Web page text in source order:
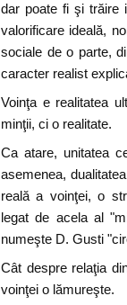
dar poate fi şi trăire
valorificare ideală,
sociale de o parte,
caracter realist
Voinţa e realitatea
minţii, ci o realitate.
Ca atare, unitatea
asemenea,
reală a voinţei, o
legat de acela al
numeşte D. Gusti
Cât despre relaţia
voinţei o lămureşte.